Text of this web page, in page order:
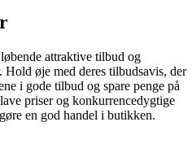
attraktive tilbud og
øje med deres tilbudsavis, der
i gode tilbud og spare penge på
priser og konkurrencedygtige
en god handel i butikken.